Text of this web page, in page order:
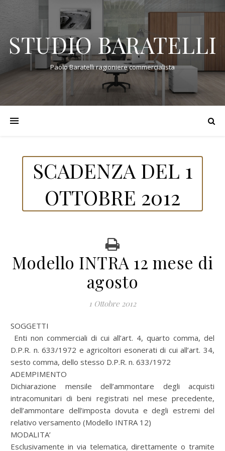
STUDIO BARATELLI
Paolo Baratelli ragioniere commercialista
SCADENZA DEL 1
OTTOBRE 2012
Modello INTRA 12 mese di
agosto
1 Ottobre 2012
SOGGETTI
Enti non commerciali di cui all’art. 4, quarto comma, del
D.P.R. n. 633/1972 e agricoltori esonerati di cui all’art. 34,
sesto comma, dello stesso D.P.R. n. 633/1972
ADEMPIMENTO
Dichiarazione mensile dell’ammontare degli acquisti
intracomunitari di beni registrati nel mese precedente,
dell’ammontare dell’imposta dovuta e degli estremi del
relativo versamento (Modello INTRA 12)
MODALITA’
Esclusivamente in via telematica, direttamente o tramite